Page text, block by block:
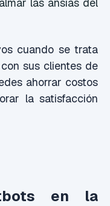
las ansias del
cuando se trata
sus clientes de
ahorrar costos
la satisfacción
en la